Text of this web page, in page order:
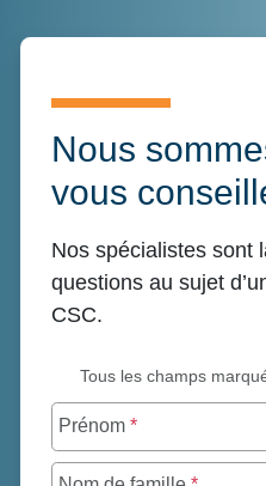
Nous
vous
Nos spécialistes sont
questions au sujet
CSC.
Tous les champs
Prénom *